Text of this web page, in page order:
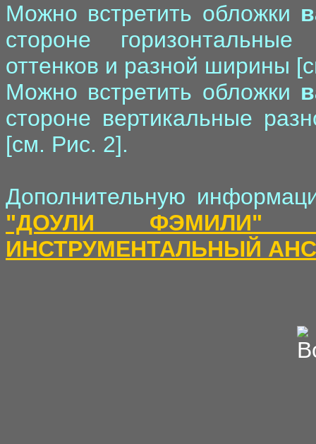
Можно встретить обложки
стороне
оттенков и разной ширины
Можно встретить обложки
стороне вертикальные
[см. Рис. 2].
Дополнительную
"ДОУЛИ ФЭМИЛИ"
ИНСТРУМЕНТАЛЬНЫЙ